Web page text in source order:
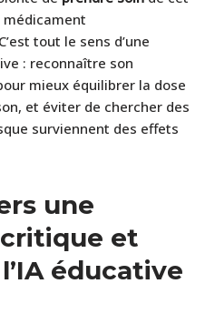
médicament
tout le sens d’une
: reconnaître son
mieux équilibrer la dose
et éviter de chercher des
surviennent des effets
une
et
éducative